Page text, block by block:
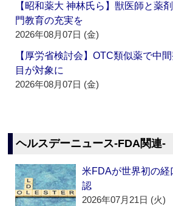
【昭和薬大 神林氏ら】獣医師と薬
門教育の充実を
2026年08月07日 (金)
【厚労省検討会】OTC類似薬で中
目が対象に
2026年08月07日 (金)
ヘルスデーニュース‐FDA関連‐
米FDAが世界初の
認
2026年07月21日 (火)